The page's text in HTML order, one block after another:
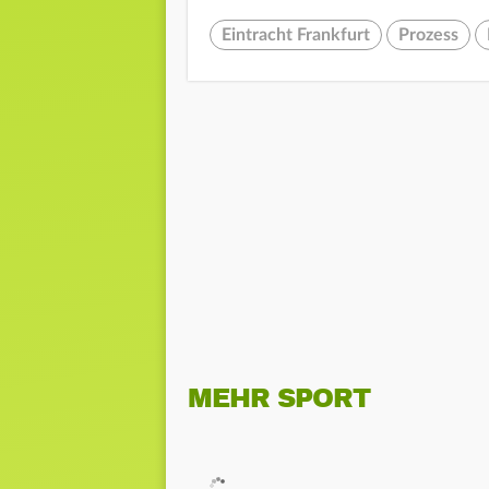
Eintracht Frankfurt Prozess
MEHR SPORT